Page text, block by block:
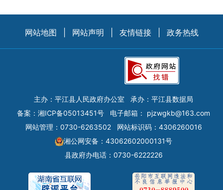
网站地图 网站声明 友情链接 政务热线
主办：平江县人民政府办公室
承办：平江县数据局
备案： 湘ICP备05013451号 电子邮箱： pjzwgkb@163.com
网站管理：0730-6263502
网站标识码：4306260016
湘公网安备：43062602000131号
县政府办电话：0730-6222226